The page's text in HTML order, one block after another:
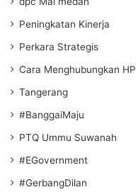
Peningkatan Kinerja
Perkara Strategis
Cara Menghubungkan HP
Tangerang
#BanggaiMaju
PTQ Ummu Suwanah
#EGovernment
#GerbangDilan